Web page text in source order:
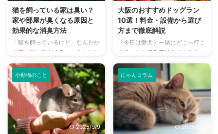
猫を飼っている家は臭い？
家や部屋が臭くなる原因と
効果的な消臭方法
「猫を飼っているけど、なんだか
部屋が臭い気がする…」そんなお
悩みはありませんか？猫との暮ら
しは幸せで満ちていますが、独特
のにおいが気になるという飼い主
さんは少なくありません。 特
に、来客時などは「うちのにお
い、大丈夫かな？」と不安に感じ
てしまうこともあるでしょう。
この記事では、猫のにおいの原因
大阪のおすすめドッグラン
10選！料金・設備から選び
方まで徹底解説
「今日は愛犬と一緒にどこへ行こ
う？」とお悩みではありません
か？大阪には、広大な敷地でのび
のびと遊べるドッグランから、都
心でアクセスしやすい便利な施設
まで、魅力的なドッグランがたく
さんあります。 しかし、「初め
てドッグランに行くから不安」
「どの施設が愛犬に合っているか
わからない」という方も多いので
小動物のこと
2025/9/9
にゃんコラム
2025/9/9